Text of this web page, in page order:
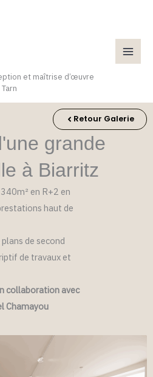
et maîtrise d’œuvre
Retour Galerie
grande
à Biarritz
en R+2 en
haut de
de second
de travaux et
collaboration avec
Chamayou